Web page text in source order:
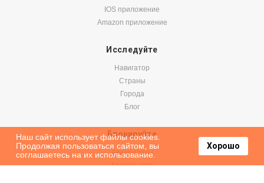
IOS приложение
Amazon приложение
Исследуйте
Навигатор
Страны
Города
Блог
Бронируйте
Авиабилеты
Аренда авто
Наш сайт использует файлы cookies.
Продолжая пользоваться сайтом, вы
соглашаетесь на их использование.
Хорошо